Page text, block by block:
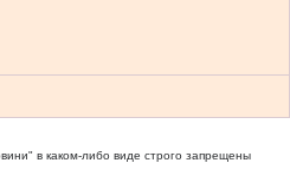
в каком-либо виде строго запрещены